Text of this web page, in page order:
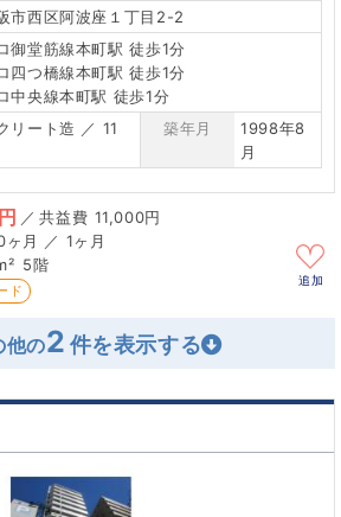
市西区阿波座１丁目2-2
御堂筋線本町駅 徒歩1分
四つ橋線本町駅 徒歩1分
中央線本町駅 徒歩1分
リート造 ／ 11
築年月
1998年8
月
／
11,000円
ヶ月 ／ 1ヶ月
5階
ド
追加
他の2